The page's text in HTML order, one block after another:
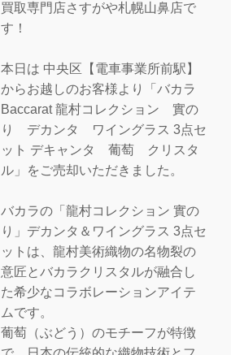
買取専門店さすがや札幌山鼻店で
す！
本日は 中央区【電車事業所前駅】
からお越しのお客様より「バカラ
Baccarat 龍村コレクション 實の
り デカンタ ワイングラス 3点セ
ット デキャンタ 葡萄 クリスタ
ル」をご売却いただきました。
バカラの「龍村コレクション 實の
り」デカンタ＆ワイングラス 3点セ
ットは、龍村美術織物の名物裂の
意匠とバカラクリスタルが融合し
た希少なコラボレーションアイテ
ムです。
葡萄（ぶどう）のモチーフが特徴